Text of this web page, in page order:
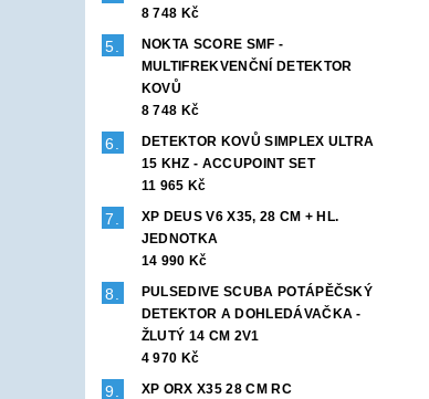
8 748 Kč
NOKTA SCORE SMF -
MULTIFREKVENČNÍ DETEKTOR
KOVŮ
8 748 Kč
DETEKTOR KOVŮ SIMPLEX ULTRA
15 KHZ - ACCUPOINT SET
11 965 Kč
XP DEUS V6 X35, 28 CM + HL.
JEDNOTKA
14 990 Kč
PULSEDIVE SCUBA POTÁPĚČSKÝ
DETEKTOR A DOHLEDÁVAČKA -
ŽLUTÝ 14 CM 2V1
4 970 Kč
XP ORX X35 28 CM RC